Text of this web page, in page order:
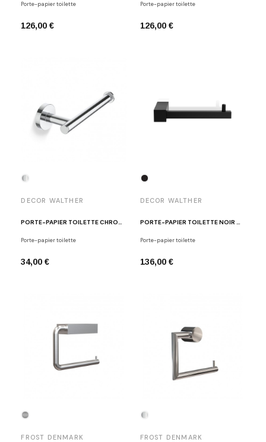
Porte-papier toilette
126,00 €
Porte-papier toilette
126,00 €
DECOR WALTHER
PORTE-PAPIER TOILETTE CHROME POLI BA TPH1
Porte-papier toilette
34,00 €
DECOR WALTHER
PORTE-PAPIER TOILETTE NOIR MAT CO TPH1
Porte-papier toilette
136,00 €
FROST DENMARK FROST DENMARK